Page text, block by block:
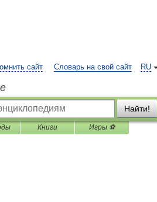
RU
сайт Словарь на свой сайт
Найти!
Книги Игры ⚽